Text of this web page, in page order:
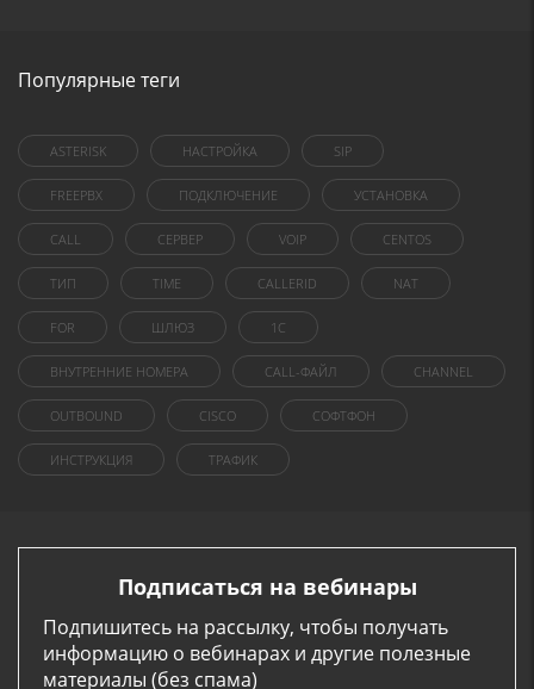
Популярные теги
ASTERISK НАСТРОЙКА SIP
FREEPBX ПОДКЛЮЧЕНИЕ УСТАНОВКА
CALL СЕРВЕР VOIP CENTOS
ТИП TIME CALLERID NAT
FOR ШЛЮЗ 1C
ВНУТРЕННИЕ НОМЕРА CALL-ФАЙЛ CHANNEL
OUTBOUND CISCO СОФТФОН
ИНСТРУКЦИЯ ТРАФИК
Подписаться на вебинары
Подпишитесь на рассылку, чтобы получать
информацию о вебинарах и другие полезные
материалы (без спама)